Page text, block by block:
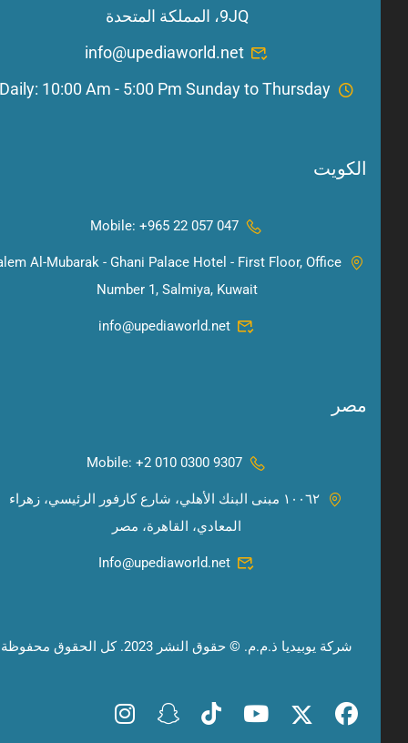
9JQ، المملكة المتحدة
info@upediaworld.net
Daily: 10:00 Am - 5:00 Pm Sunday to Thursday
الكويت
Mobile: +965 22 057 047
Salem Al-Mubarak - Ghani Palace Hotel - First Floor, Office
Number 1, Salmiya, Kuwait
info@upediaworld.net
مصر
Mobile: +2 010 0300 9307
١٠٠٦٢ مبنى البنك الأهلي، شارع كارفور الرئيسي، زهراء
المعادي، القاهرة، مصر
Info@upediaworld.net
شركة يوبيديا ذ.م.م. © حقوق النشر 2023. كل الحقوق محفوظة